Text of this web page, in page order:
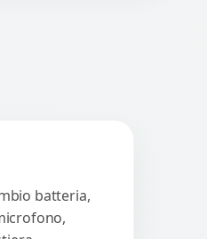
batteria,